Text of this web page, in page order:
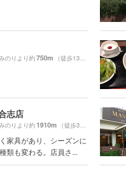
のりより約750m （徒歩13分）
志店
のりより約1910m （徒歩32分）
家具があり、シーズンに
類も変わる。店員さ...